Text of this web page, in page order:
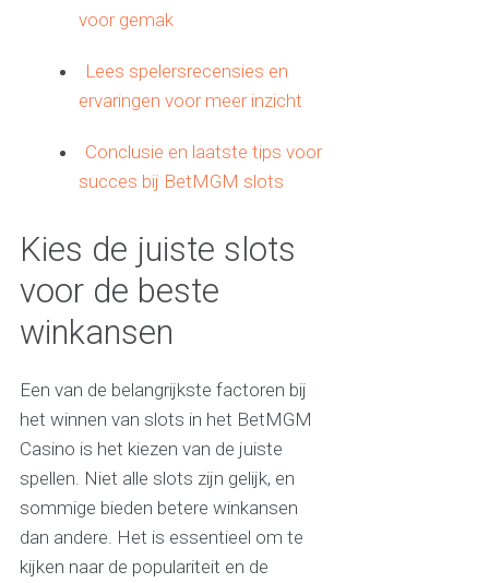
voor gemak
Lees spelersrecensies en
ervaringen voor meer inzicht
Conclusie en laatste tips voor
succes bij BetMGM slots
Kies de juiste slots
voor de beste
winkansen
Een van de belangrijkste factoren bij
het winnen van slots in het BetMGM
Casino is het kiezen van de juiste
spellen. Niet alle slots zijn gelijk, en
sommige bieden betere winkansen
dan andere. Het is essentieel om te
kijken naar de populariteit en de